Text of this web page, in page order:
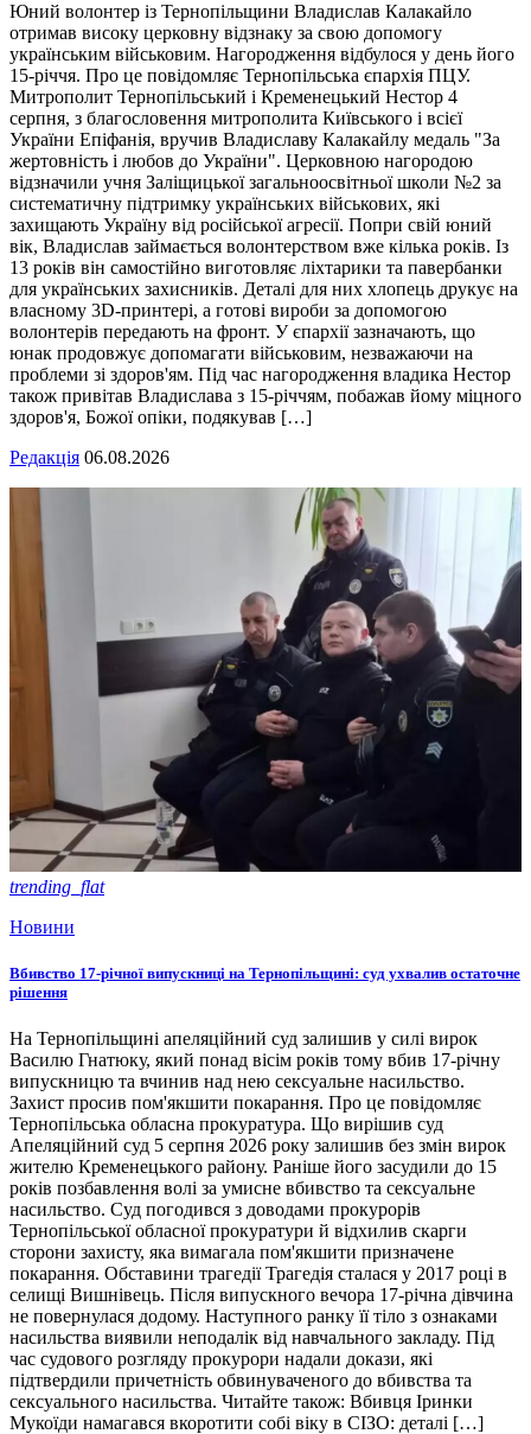
Юний волонтер із Тернопільщини Владислав Калакайло
отримав високу церковну відзнаку за свою допомогу
українським військовим. Нагородження відбулося у день його
15-річчя. Про це повідомляє Тернопільська єпархія ПЦУ.
Митрополит Тернопільський і Кременецький Нестор 4
серпня, з благословення митрополита Київського і всієї
України Епіфанія, вручив Владиславу Калакайлу медаль "За
жертовність і любов до України". Церковною нагородою
відзначили учня Заліщицької загальноосвітньої школи №2 за
систематичну підтримку українських військових, які
захищають Україну від російської агресії. Попри свій юний
вік, Владислав займається волонтерством вже кілька років. Із
13 років він самостійно виготовляє ліхтарики та павербанки
для українських захисників. Деталі для них хлопець друкує на
власному 3D-принтері, а готові вироби за допомогою
волонтерів передають на фронт. У єпархії зазначають, що
юнак продовжує допомагати військовим, незважаючи на
проблеми зі здоров'ям. Під час нагородження владика Нестор
також привітав Владислава з 15-річчям, побажав йому міцного
здоров'я, Божої опіки, подякував […]
Редакція 06.08.2026
trending_flat
Новини
Вбивство 17-річної випускниці на Тернопільщині: суд ухвалив остаточне
рішення
На Тернопільщині апеляційний суд залишив у силі вирок
Василю Гнатюку, який понад вісім років тому вбив 17-річну
випускницю та вчинив над нею сексуальне насильство.
Захист просив пом'якшити покарання. Про це повідомляє
Тернопільська обласна прокуратура. Що вирішив суд
Апеляційний суд 5 серпня 2026 року залишив без змін вирок
жителю Кременецького району. Раніше його засудили до 15
років позбавлення волі за умисне вбивство та сексуальне
насильство. Суд погодився з доводами прокурорів
Тернопільської обласної прокуратури й відхилив скарги
сторони захисту, яка вимагала пом'якшити призначене
покарання. Обставини трагедії Трагедія сталася у 2017 році в
селищі Вишнівець. Після випускного вечора 17-річна дівчина
не повернулася додому. Наступного ранку її тіло з ознаками
насильства виявили неподалік від навчального закладу. Під
час судового розгляду прокурори надали докази, які
підтвердили причетність обвинуваченого до вбивства та
сексуального насильства. Читайте також: Вбивця Іринки
Мукоїди намагався вкоротити собі віку в СІЗО: деталі […]